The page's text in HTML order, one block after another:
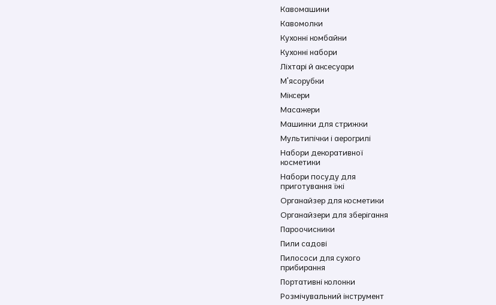
Кавомашини
Кавомолки
Кухонні комбайни
Кухонні набори
Ліхтарі й аксесуари
М'ясорубки
Міксери
Масажери
Машинки для стрижки
Мультипічки і аерогрилі
Набори декоративної
косметики
Набори посуду для
приготування їжі
Органайзер для косметики
Органайзери для зберігання
Пароочисники
Пили садові
Пилососи для сухого
прибирання
Портативні колонки
Розмічувальний інструмент